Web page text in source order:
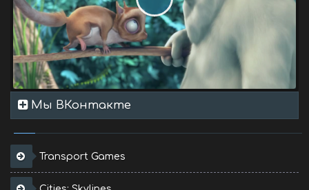
Мы ВКонтакте
Transport Games